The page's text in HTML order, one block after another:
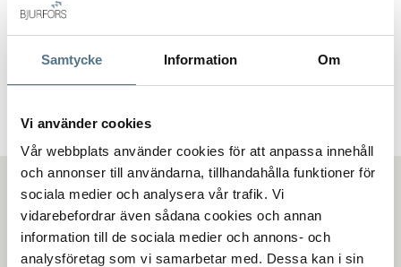
Samtycke Information Om
Vi använder cookies
Vår webbplats använder cookies för att anpassa innehåll
och annonser till användarna, tillhandahålla funktioner för
sociala medier och analysera vår trafik. Vi
vidarebefordrar även sådana cookies och annan
information till de sociala medier och annons- och
analysföretag som vi samarbetar med. Dessa kan i sin
RESULTS IN LIST
332objects for sale
House and apartment for sale in
Alicante